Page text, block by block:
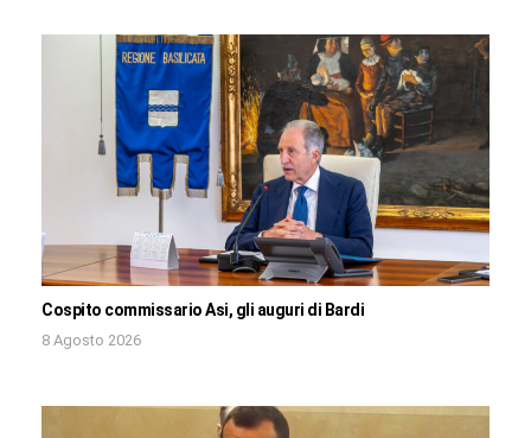
Cospito commissario Asi, gli auguri di Bardi
8 Agosto 2026